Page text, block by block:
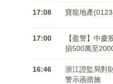
17:08 寶龍地產
17:00
【盈警】中
損500萬至
16:46
浙江證監局對
警示函措施